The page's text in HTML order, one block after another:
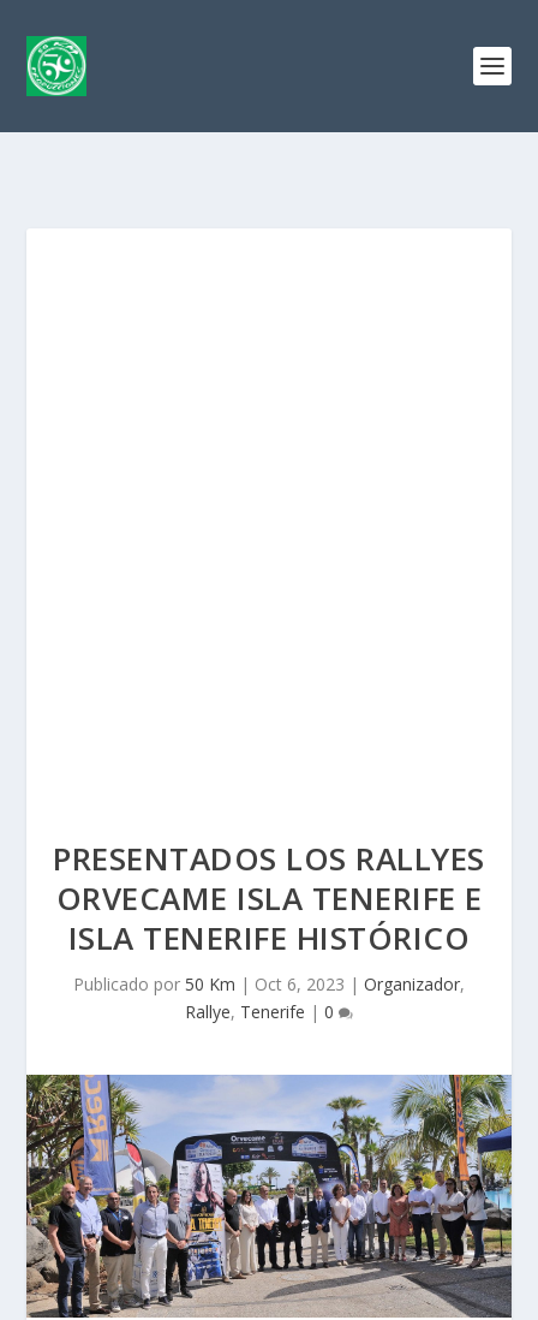
PRESENTADOS LOS RALLYES
ORVECAME ISLA TENERIFE E
ISLA TENERIFE HISTÓRICO
Publicado por 50 Km | Oct 6, 2023 | Organizador,
Rallye, Tenerife | 0